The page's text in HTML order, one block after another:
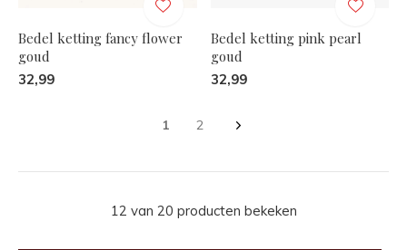
Bedel ketting fancy flower
goud
32,99
Bedel ketting pink pearl
goud
32,99
1 2
12 van 20 producten bekeken